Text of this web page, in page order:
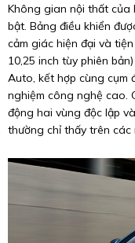
Không gian nội thất của
bật. Bảng điều khiển
cảm giác hiện đại và
10,25 inch tùy phiên
Auto, kết hợp cùng cụm
nghiệm công nghệ cao.
động hai vùng độc lập
thường chỉ thấy trên các